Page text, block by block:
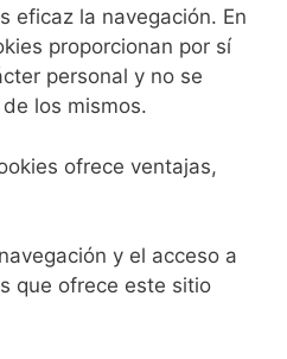
eficaz la navegación. En
proporcionan por sí
personal y no se
los mismos.
ofrece ventajas,
y el acceso a
que ofrece este sitio